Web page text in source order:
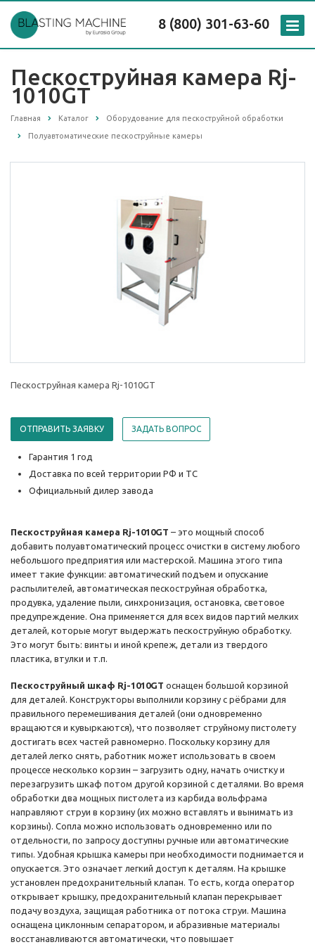
8 (800) 301-63-60
Пескоструйная камера Rj-
1010GT
Главная Каталог Оборудование для пескоструйной обработки
Полуавтоматические пескоструйные камеры
Пескоструйная камера Rj-1010GT
ОТПРАВИТЬ ЗАЯВКУ ЗАДАТЬ ВОПРОС
Гарантия 1 год
Доставка по всей территории РФ и ТС
Официальный дилер завода
Пескоструйная камера Rj-1010GT – это мощный способ
добавить полуавтоматический процесс очистки в систему любого
небольшого предприятия или мастерской. Машина этого типа
имеет такие функции: автоматический подъем и опускание
распылителей, автоматическая пескоструйная обработка,
продувка, удаление пыли, синхронизация, остановка, световое
предупреждение. Она применяется для всех видов партий мелких
деталей, которые могут выдержать пескоструйную обработку.
Это могут быть: винты и иной крепеж, детали из твердого
пластика, втулки и т.п.
Пескоструйный шкаф Rj-1010GT оснащен большой корзиной
для деталей. Конструкторы выполнили корзину с рёбрами для
правильного перемешивания деталей (они одновременно
вращаются и кувыркаются), что позволяет струйному пистолету
достигать всех частей равномерно. Поскольку корзину для
деталей легко снять, работник может использовать в своем
процессе несколько корзин – загрузить одну, начать очистку и
перезагрузить шкаф потом другой корзиной с деталями. Во время
обработки два мощных пистолета из карбида вольфрама
направляют струи в корзину (их можно вставлять и вынимать из
корзины). Сопла можно использовать одновременно или по
отдельности, по запросу доступны ручные или автоматические
типы. Удобная крышка камеры при необходимости поднимается и
опускается. Это означает легкий доступ к деталям. На крышке
установлен предохранительный клапан. То есть, когда оператор
открывает крышку, предохранительный клапан перекрывает
подачу воздуха, защищая работника от потока струи. Машина
оснащена циклонным сепаратором, и абразивные материалы
восстанавливаются автоматически, что повышает